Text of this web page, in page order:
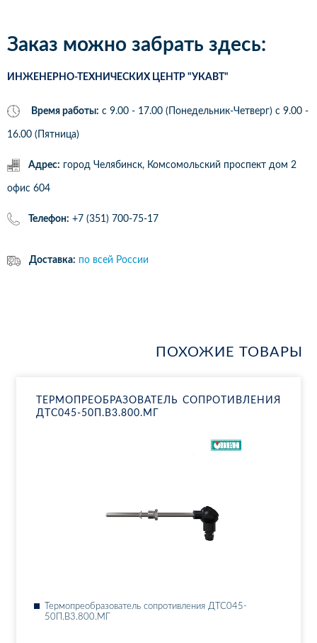
Заказ можно забрать здесь:
ИНЖЕНЕРНО-ТЕХНИЧЕСКИХ ЦЕНТР "УКАВТ"
Время работы: с 9.00 - 17.00 (Понедельник-Четверг) c 9.00 -
16.00 (Пятница)
Адрес: город Челябинск, Комсомольский проспект дом 2
офис 604
Телефон: +7 (351) 700-75-17
Доставка: по всей России
ПОХОЖИЕ ТОВАРЫ
ТЕР­МО­ПРЕ­ОБ­РА­ЗО­ВА­ТЕЛЬ СО­ПРО­ТИВ­ЛЕ­НИЯ
ДТ­С045-50П.В3.800.МГ
Тер­мо­пре­об­ра­зо­ва­тель со­про­тив­ле­ния ДТ­С045-
50П.В3.800.МГ